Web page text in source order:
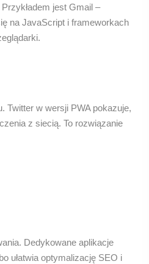
jest Gmail –
na JavaScript i frameworkach
Twitter w wersji PWA pokazuje,
z siecią. To rozwiązanie
Dedykowane aplikacje
ułatwia optymalizację SEO i